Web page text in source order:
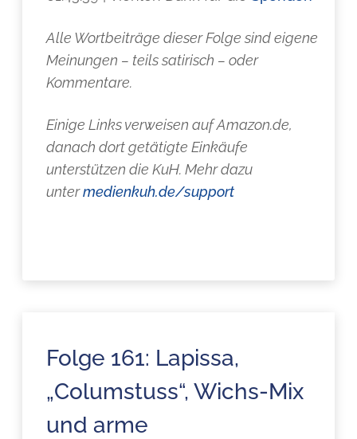
Alle Wortbeiträge dieser Folge sind eigene
Meinungen – teils satirisch – oder
Kommentare.
Einige Links verweisen auf Amazon.de,
danach dort getätigte Einkäufe
unterstützen die KuH. Mehr dazu
untermedienkuh.de/support
Folge 161: Lapissa,
„Columstuss“, Wichs-Mix
und arme